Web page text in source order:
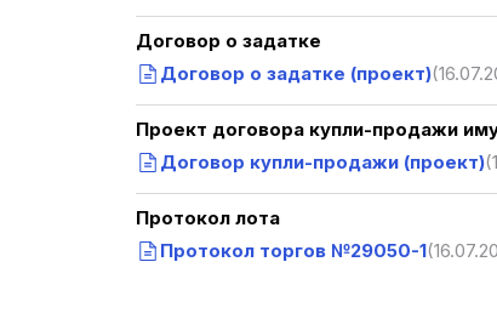
Договор о задатке
Договор о задатке (проект)
Проект договора купли-продажи
Договор купли-продажи (проект)
Протокол лота
Протокол торгов №29050-1